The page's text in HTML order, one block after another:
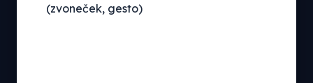
(zvoneček, gesto)